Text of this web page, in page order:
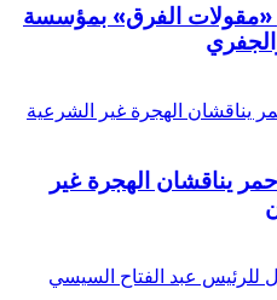
الفرق» بمؤسسة
يناقشان الهجرة غير